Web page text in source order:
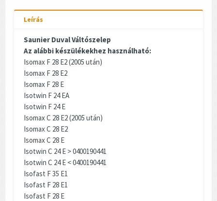
Leírás
Saunier Duval Váltószelep
Az alábbi készülékekhez használható:
Isomax F 28 E2 (2005 után)
Isomax F 28 E2
Isomax F 28 E
Isotwin F 24 EA
Isotwin F 24 E
Isomax C 28 E2 (2005 után)
Isomax C 28 E2
Isomax C 28 E
Isotwin C 24 E > 0400190441
Isotwin C 24 E < 0400190441
Isofast F 35 E1
Isofast F 28 E1
Isofast F 28 E